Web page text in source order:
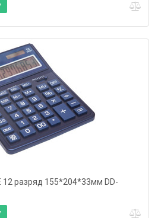
12 разряд 155*204*33мм DD-